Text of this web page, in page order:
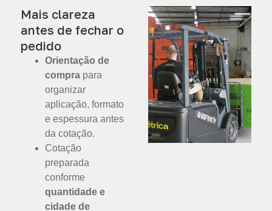
Mais clareza
antes de fechar o
pedido
Orientação de
compra para
organizar
aplicação, formato
e espessura antes
da cotação.
Cotação
preparada
conforme
quantidade e
cidade de